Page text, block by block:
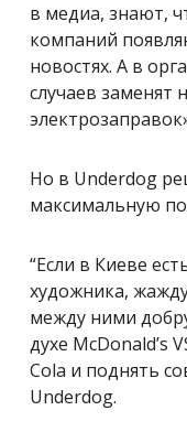
в медиа, знают,
компаний
новостях. А в
случаев заменят
Но в Underdog
максимальную
“Если в Киеве
художника,
между ними
духе McDonald’s
Cola и поднять
Underdog.